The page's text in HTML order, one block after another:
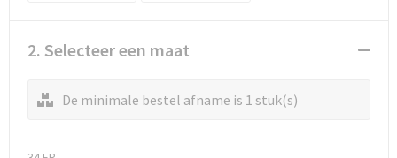
2. Selecteer een maat
De minimale bestel afname is 1 stuk(s)